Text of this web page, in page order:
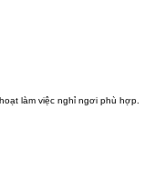
làm việc nghỉ ngơi phù hợp.